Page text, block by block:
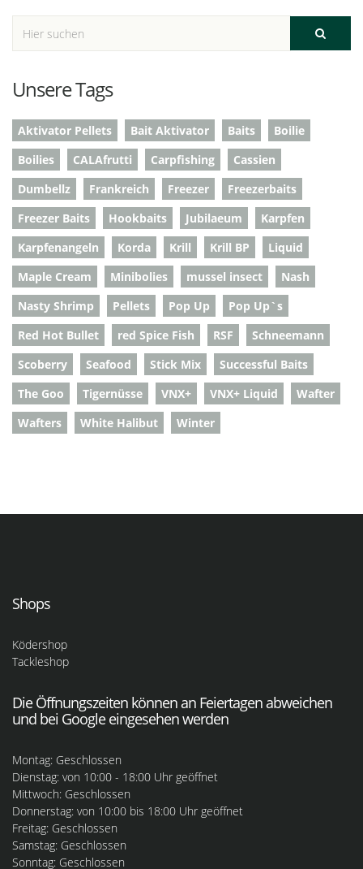
Unsere Tags
Aktivator Pellets Bait Aktivator Baits
Boilie
Boilies
CALAfrutti Carpfishing
Cassien
Dumbellz
Frankreich Freezer
Freezerbaits
Freezer Baits
Hookbaits Jubilaeum
Karpfen
Karpfenangeln
Korda Krill Krill BP
Liquid
Maple Cream
Minibolies mussel insect
Nash
Nasty Shrimp
Pellets Pop Up
Pop Up`s
Red Hot Bullet
red Spice Fish RSF
Schneemann
Scoberry
Seafood Stick Mix
Successful Baits
The Goo
Tigernüsse VNX+ VNX+ Liquid
Wafter
Wafters
White Halibut Winter
Shops
Ködershop
Tackleshop
Die Öffnungszeiten können an Feiertagen abweichen
und bei Google eingesehen werden
Montag: Geschlossen
Dienstag: von 10:00 - 18:00 Uhr geöffnet
Mittwoch: Geschlossen
Donnerstag: von 10:00 bis 18:00 Uhr geöffnet
Freitag: Geschlossen
Samstag: Geschlossen
Sonntag: Geschlossen